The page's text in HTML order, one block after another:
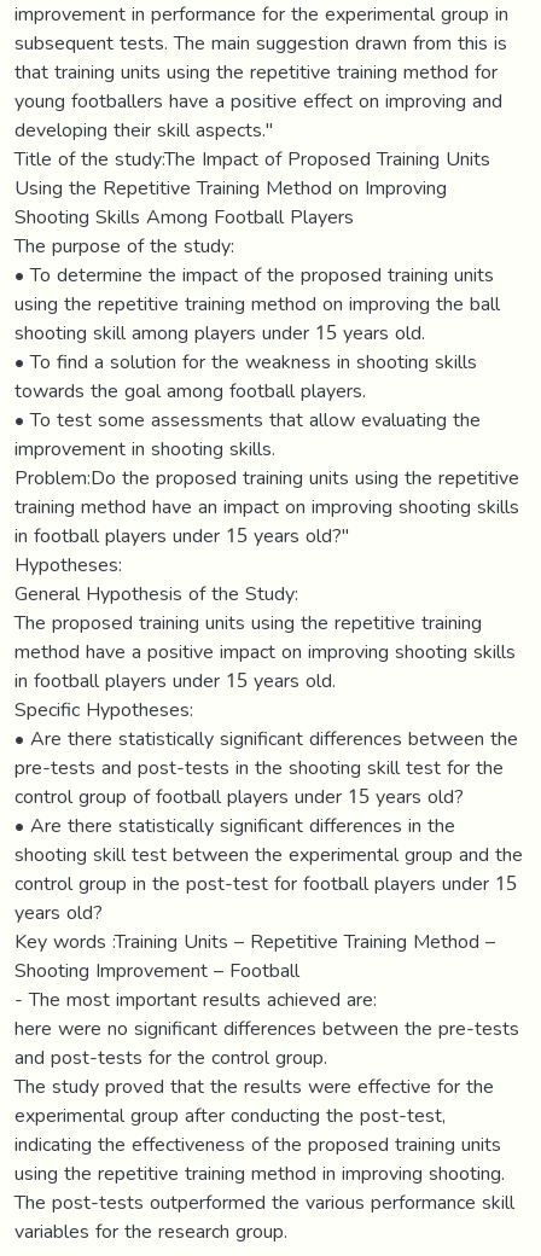
improvement in performance for the experimental group in
subsequent tests. The main suggestion drawn from this is
that training units using the repetitive training method for
young footballers have a positive effect on improving and
developing their skill aspects."
Title of the study:The Impact of Proposed Training Units
Using the Repetitive Training Method on Improving
Shooting Skills Among Football Players
The purpose of the study:
• To determine the impact of the proposed training units
using the repetitive training method on improving the ball
shooting skill among players under 15 years old.
• To find a solution for the weakness in shooting skills
towards the goal among football players.
• To test some assessments that allow evaluating the
improvement in shooting skills.
Problem:Do the proposed training units using the repetitive
training method have an impact on improving shooting skills
in football players under 15 years old?"
Hypotheses:
General Hypothesis of the Study:
The proposed training units using the repetitive training
method have a positive impact on improving shooting skills
in football players under 15 years old.
Specific Hypotheses:
• Are there statistically significant differences between the
pre-tests and post-tests in the shooting skill test for the
control group of football players under 15 years old?
• Are there statistically significant differences in the
shooting skill test between the experimental group and the
control group in the post-test for football players under 15
years old?
Key words :Training Units – Repetitive Training Method –
Shooting Improvement – Football
- The most important results achieved are:
here were no significant differences between the pre-tests
and post-tests for the control group.
The study proved that the results were effective for the
experimental group after conducting the post-test,
indicating the effectiveness of the proposed training units
using the repetitive training method in improving shooting.
The post-tests outperformed the various performance skill
variables for the research group.